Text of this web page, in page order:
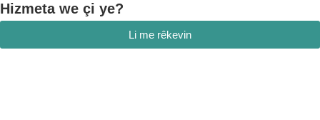
Hizmeta we çi ye?
Li me rêkevin